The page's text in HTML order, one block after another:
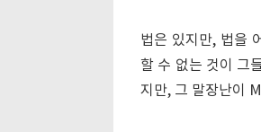
법은 있지만, 법을
할 수 없는 것이 그
지만, 그 말장난이